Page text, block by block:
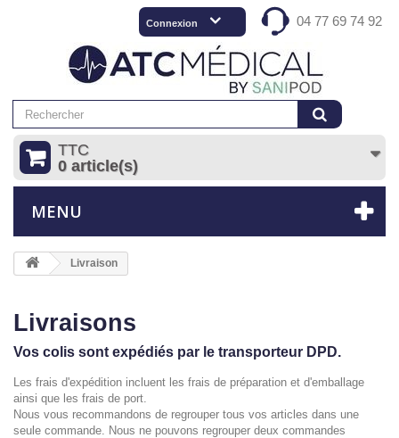
04 77 69 74 92
Connexion
TTC
0 article(s)
MENU
Livraison
Livraisons
Vos colis sont expédiés par le transporteur DPD.
Les frais d'expédition incluent les frais de préparation et d'emballage
ainsi que les frais de port.
Nous vous recommandons de regrouper tous vos articles dans une
seule commande. Nous ne pouvons regrouper deux commandes